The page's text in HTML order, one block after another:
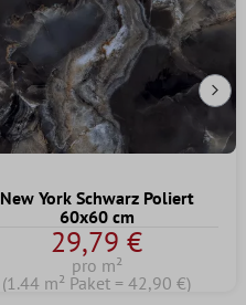
New York Schwarz Poliert
60x60 cm
29,79 €
pro m²
(1.44 m² Paket = 42,90 €)